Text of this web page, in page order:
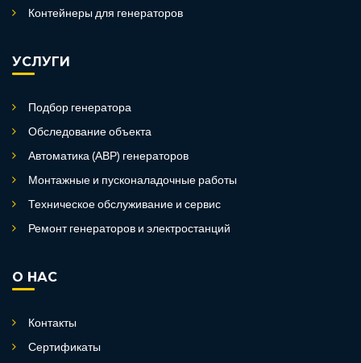
Контейнеры для генераторов
УСЛУГИ
Подбор генератора
Обследование объекта
Автоматика (АВР) генераторов
Монтажные и пусконаладочные работы
Техническое обслуживание и сервис
Ремонт генераторов и электростанций
О НАС
Контакты
Сертификаты